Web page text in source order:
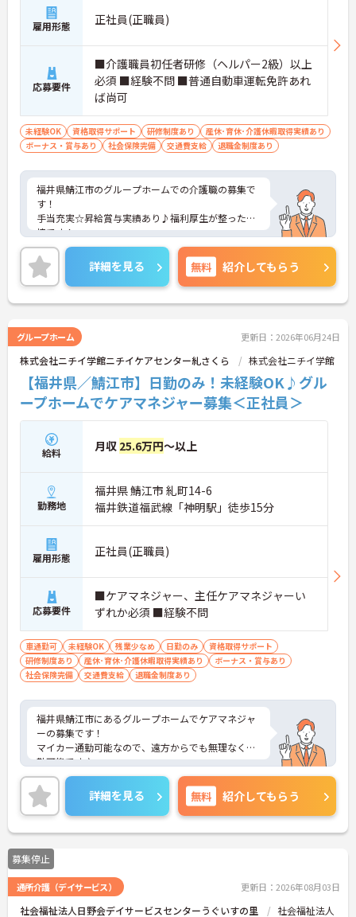
雇用形態 正社員(正職員)
応募要件
■介護職員初任者研修（ヘルパー2級）以上
必須 ■経験不問 ■普通自動車運転免許あれ
ば尚可
未経験OK 資格取得サポート 研修制度あり
産休･育休･介護休暇取得実績あり
ボーナス・賞与あり
社会保険完備 交通費支給 退職金制度あり
福井県鯖江市のグループホームでの介護職の募集で
す！
手当充実☆昇給賞与実績あり♪福利厚生が整った環
境です！
ご興味のある方は、面接ポイントをお伝えしますの
で、お気軽にご連絡ください。
詳細を見る 無料 紹介してもらう
グループホーム 更新日：2026年06月24日
株式会社ニチイ学館ニチイケアセンター糺さくら 株式会社ニチイ学館
【福井県／鯖江市】日勤のみ！未経験OK♪グル
ープホームでケアマネジャー募集＜正社員＞
給料 月収 25.6万円～以上
勤務地
福井県 鯖江市 糺町14-6
福井鉄道福武線「神明駅」徒歩15分
雇用形態 正社員(正職員)
応募要件
■ケアマネジャー、主任ケアマネジャーい
ずれか必須 ■経験不問
車通勤可 未経験OK 残業少なめ 日勤のみ
資格取得サポート
研修制度あり
産休･育休･介護休暇取得実績あり
ボーナス・賞与あり
社会保険完備
交通費支給 退職金制度あり
福井県鯖江市にあるグループホームでケアマネジャ
ーの募集です！
マイカー通勤可能なので、遠方からでも無理なく通
勤可能です♪
経験不問なのでこれから介護業界にチャレンジした
い方にピッタリの職場です！
ご興味ある方は面接ポイントをお伝えしますので、
お気軽にご連絡ください。
詳細を見る 無料 紹介してもらう
募集停止
通所介護（デイサービス） 更新日：2026年08月03日
社会福祉法人日野会デイサービスセンターうぐいすの里 社会福祉法人